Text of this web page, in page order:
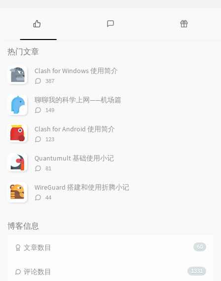
热
门
文
章
论
热门文章
Clash for Windows 使用简介
评
数：
387
聊聊我的科学上网——机场篇
评
数：
149
Clash for Android 使用简介
评
数：
123
Quantumult 基础使用小记
评
数：
81
WireGuard 搭建和使用折腾小记
评
44
博客信息
60
文章数目
1331
评论数目